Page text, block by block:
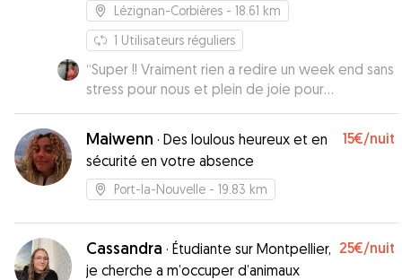
Lézignan-Corbières - 18.61 km
1 Utilisateurs réguliers
“Super !! Vraiment rien a redire un week end sans
stress pour nous et plein de joie pour
chouquette :) Je recommande a 1000%”
Maiwenn · Des loulous heureux et en
sécurité en votre absence
15€/nuit
Port-la-Nouvelle - 19.83 km
Cassandra · Étudiante sur Montpellier,
je cherche a m’occuper d’animaux
25€/nuit